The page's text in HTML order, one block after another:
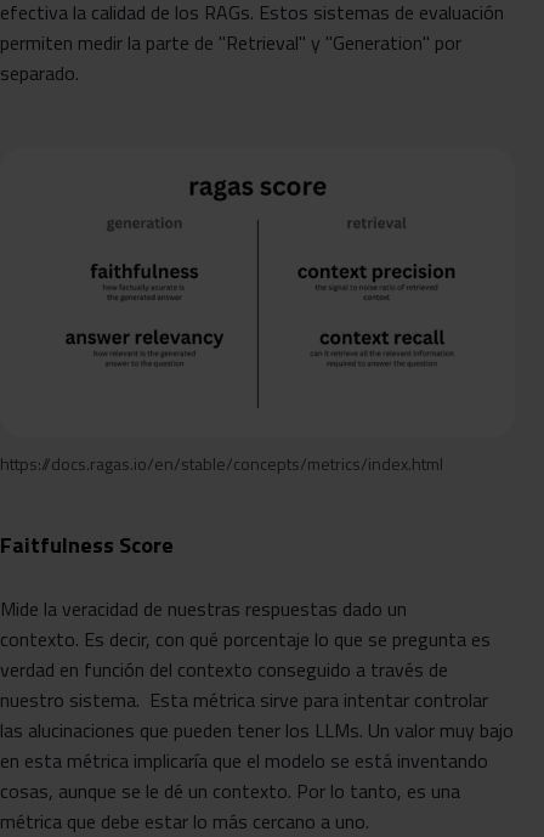
efectiva la calidad de los RAGs. Estos sistemas de evaluación
permiten medir la parte de "Retrieval" y "Generation" por
separado.
https://docs.ragas.io/en/stable/concepts/metrics/index.html
Faitfulness Score
Mide la veracidad de nuestras respuestas dado un
contexto. Es decir, con qué porcentaje lo que se pregunta es
verdad en función del contexto conseguido a través de
nuestro sistema. Esta métrica sirve para intentar controlar
las alucinaciones que pueden tener los LLMs. Un valor muy bajo
en esta métrica implicaría que el modelo se está inventando
cosas, aunque se le dé un contexto. Por lo tanto, es una
métrica que debe estar lo más cercano a uno.